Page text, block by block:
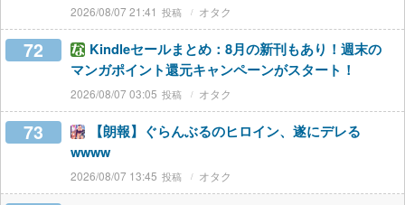
2026/08/07 21:41 オタク
72
Kindleセールまとめ：8月の新刊もあり！週末の
マンガポイント還元キャンペーンがスタート！
2026/08/07 03:05 オタク
73
【朗報】ぐらんぶるのヒロイン、遂にデレる
wwww
2026/08/07 13:45 オタク